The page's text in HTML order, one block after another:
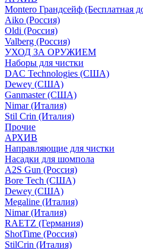
Montero Грандсейф (Бесплатная
Aiko (Россия)
Oldi (Россия)
Valberg (Россия)
УХОД ЗА ОРУЖИЕМ
Наборы для чистки
DAC Technologies (США)
Dewey (США)
Ganmaster (США)
Nimar (Италия)
Stil Crin (Италия)
Прочие
АРХИВ
Направляющие для чистки
Насадки для шомпола
A2S Gun (Россия)
Bore Tech (США)
Dewey (США)
Megaline (Италия)
Nimar (Италия)
RAETZ (Германия)
ShotTime (Россия)
StilCrin (Италия)